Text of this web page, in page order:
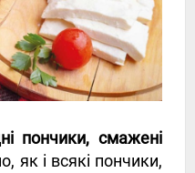
пончики, смажені
як і всякі пончики,